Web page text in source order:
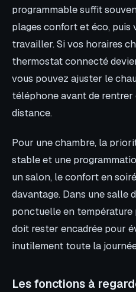
programmable suffit
plages confort et éco, puis
travailler. Si vos horaires
thermostat connecté
vous pouvez ajuster le
téléphone avant de
distance.
Pour une chambre, la
stable et une
un salon, le confort en
davantage. Dans une salle
ponctuelle en
doit rester encadrée pour
inutilement toute la
Les fonctions à